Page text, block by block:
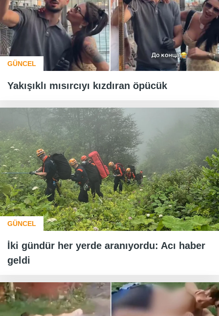
GÜNCEL
Yakışıklı mısırcıyı kızdıran öpücük
GÜNCEL
İki gündür her yerde aranıyordu: Acı haber
geldi